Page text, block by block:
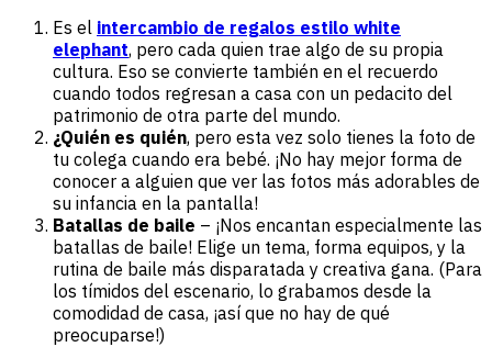
Es el intercambio de regalos estilo white
elephant, pero cada quien trae algo de su propia
cultura. Eso se convierte también en el recuerdo
cuando todos regresan a casa con un pedacito del
patrimonio de otra parte del mundo.
¿Quién es quién, pero esta vez solo tienes la foto de
tu colega cuando era bebé. ¡No hay mejor forma de
conocer a alguien que ver las fotos más adorables de
su infancia en la pantalla!
Batallas de baile – ¡Nos encantan especialmente las
batallas de baile! Elige un tema, forma equipos, y la
rutina de baile más disparatada y creativa gana. (Para
los tímidos del escenario, lo grabamos desde la
comodidad de casa, ¡así que no hay de qué
preocuparse!)